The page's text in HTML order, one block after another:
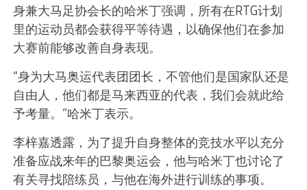
身兼大马足协会长的哈米丁强调，所有在RTG计划
里的运动员都会获得平等待遇，以确保他们在参加
大赛前能够改善自身表现。
“身为大马奥运代表团团长，不管他们是国家队还是
自由人，他们都是马来西亚的代表，我们会就此给
予考量。”哈米丁表示。
李梓嘉透露，为了提升自身整体的竞技水平以充分
准备应战来年的巴黎奥运会，他与哈米丁也讨论了
有关寻找陪练员，与他在海外进行训练的事项。